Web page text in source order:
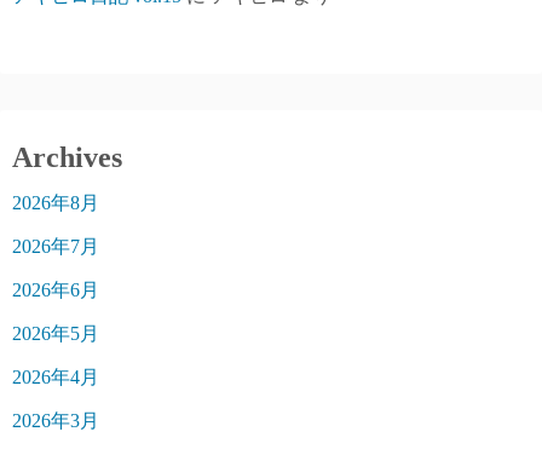
Archives
2026年8月
2026年7月
2026年6月
2026年5月
2026年4月
2026年3月